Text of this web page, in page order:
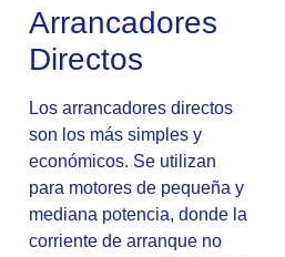
Arrancadores
Directos
Los arrancadores directos
son los más simples y
económicos. Se utilizan
para motores de pequeña y
mediana potencia, donde la
corriente de arranque no